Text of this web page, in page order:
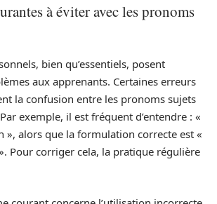
à éviter avec les pronoms
bien qu’essentiels, posent
aux apprenants. Certaines erreurs
la confusion entre les pronoms sujets
exemple, il est fréquent d’entendre : «
», alors que la formulation correcte est «
Pour corriger cela, la pratique régulière